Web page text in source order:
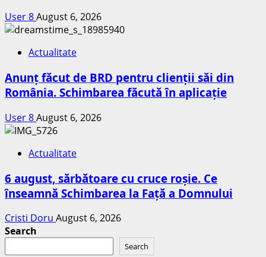
User 8August 6, 2026
Actualitate
Anunț făcut de BRD pentru clienții săi din
România. Schimbarea făcută în aplicație
User 8August 6, 2026
Actualitate
6 august, sărbătoare cu cruce roșie. Ce
înseamnă Schimbarea la Față a Domnului
Cristi Doru August 6, 2026
Search
Search